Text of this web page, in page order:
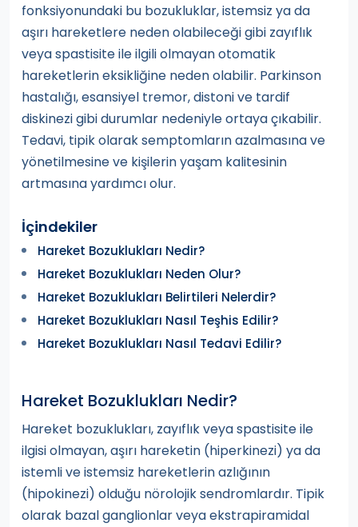
fonksiyonundaki bu bozukluklar, istemsiz ya da
aşırı hareketlere neden olabileceği gibi zayıflık
veya spastisite ile ilgili olmayan otomatik
hareketlerin eksikliğine neden olabilir. Parkinson
hastalığı, esansiyel tremor, distoni ve tardif
diskinezi gibi durumlar nedeniyle ortaya çıkabilir.
Tedavi, tipik olarak semptomların azalmasına ve
yönetilmesine ve kişilerin yaşam kalitesinin
artmasına yardımcı olur.
İçindekiler
Hareket Bozuklukları Nedir?
Hareket Bozuklukları Neden Olur?
Hareket Bozuklukları Belirtileri Nelerdir?
Hareket Bozuklukları Nasıl Teşhis Edilir?
Hareket Bozuklukları Nasıl Tedavi Edilir?
Hareket Bozuklukları Nedir?
Hareket bozuklukları, zayıflık veya spastisite ile
ilgisi olmayan, aşırı hareketin (hiperkinezi) ya da
istemli ve istemsiz hareketlerin azlığının
(hipokinezi) olduğu nörolojik sendromlardır. Tipik
olarak bazal ganglionlar veya ekstrapiramidal